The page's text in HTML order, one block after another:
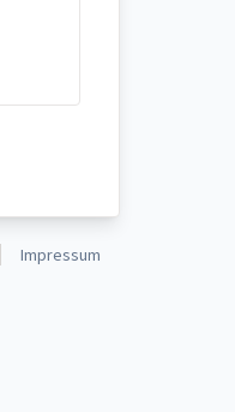
Impressum